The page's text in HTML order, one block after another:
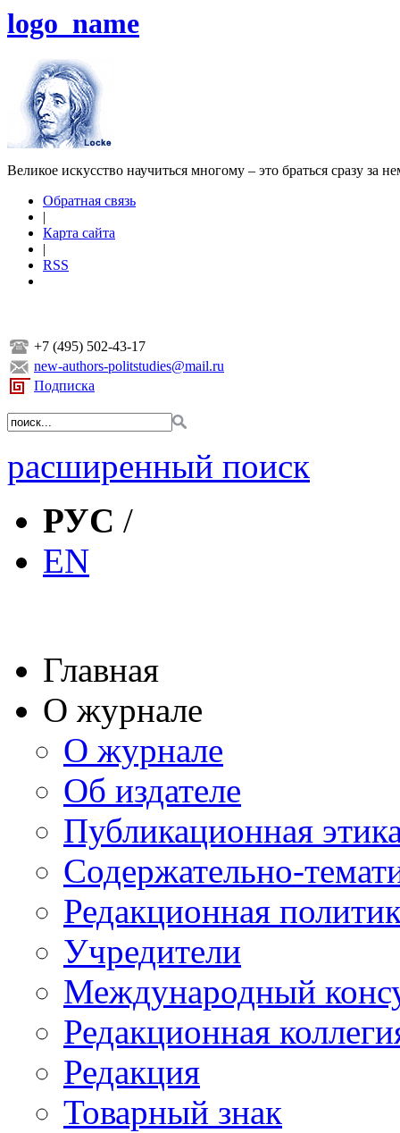
logo_name
Великое искусство научиться многому – это браться сразу за
Обратная связь
|
Карта сайта
|
RSS
+7 (495) 502-43-17
new-authors-politstudies@mail.ru
Подписка
расширенный поиск
РУС /
EN
Главная
О журнале
О журнале
Об издателе
Публикационная
Содержательно-
Редакционная
Учредители
Международный
Редакционная
Редакция
Товарный знак